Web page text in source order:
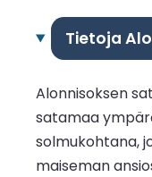
Tietoja
Alonnisoksen
satamaa
solmukohtana,
maiseman